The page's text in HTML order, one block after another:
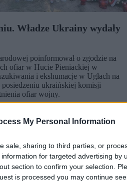
My Personal Information
sale, sharing to third parties, or
for targeted advertising by
section to confirm your selection.
is processed you may continue
Władze Ukrainy wydały
poinformował o zgodzie na
ofiar w Hucie Pieniackiej w
i ekshumacje w Ugłach na
posiedzeniu ukraińskiej komisji
ofiar wojny.